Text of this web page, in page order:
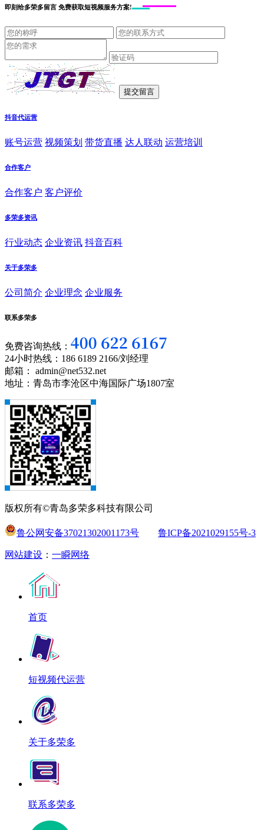
即刻给多荣多留言 免费获取短视频服务方案!
抖音代运营
账号运营 视频策划 带货直播 达人联动 运营培训
合作客户
合作客户 客户评价
多荣多资讯
行业动态 企业资讯 抖音百科
关于多荣多
公司简介 企业理念 企业服务
联系多荣多
免费咨询热线：
24小时热线：186 6189 2166/刘经理
邮箱： admin@net532.net
地址：青岛市李沧区中海国际广场1807室
版权所有©青岛多荣多科技有限公司
鲁公网安备37021302001173号 鲁ICP备2021029155号-3
网站建设 ： 一瞬网络
首页
短视频代运营
关于多荣多
联系多荣多